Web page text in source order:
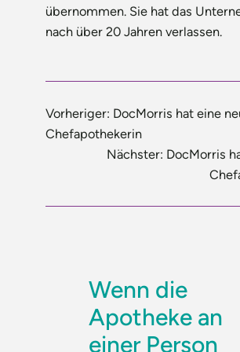
übernommen. Sie hat das
nach über 20 Jahren verlassen.
Vorheriger: DocMorris hat eine
Chefapothekerin
Nächster: DocMorris
Wenn die
Apotheke an
einer Person